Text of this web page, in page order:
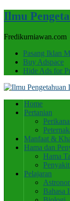
Ilmu
Fredikurniawan.com
Pasang Iklan
Buy Adspace
Hide Ads for
Home
Pertanian
Manfaat &
Hama dan
Hama
Pelajaran
Bahasa